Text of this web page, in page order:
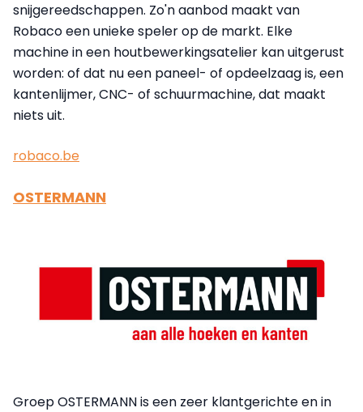
snijgereedschappen. Zo'n aanbod maakt van
Robaco een unieke speler op de markt. Elke
machine in een houtbewerkingsatelier kan uitgerust
worden: of dat nu een paneel- of opdeelzaag is, een
kantenlijmer, CNC- of schuurmachine, dat maakt
niets uit.
robaco.be
OSTERMANN
Groep OSTERMANN is een zeer klantgerichte en in